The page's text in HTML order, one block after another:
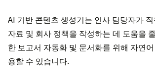
AI 기반 콘텐츠 생성기는 인사 담당자가
자료 및 회사 정책을 작성하는 데 도움을
한 보고서 자동화 및 문서화를 위해 자연
용할 수 있습니다.